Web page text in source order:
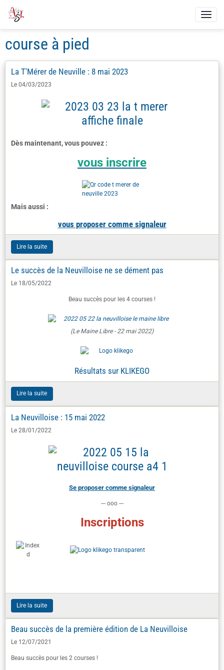
course à pied
La T'Mérer de Neuville : 8 mai 2023
Le 04/03/2023
Dès maintenant, vous pouvez :
vous inscrire
Mais aussi :
vous proposer comme signaleur
Lire la suite
Le succès de la Neuvilloise ne se dément pas
Le 18/05/2022
Beau succès pour les 4 courses !
(Le Maine Libre - 22 mai 2022)
Résultats sur KLIKEGO
Lire la suite
La Neuvilloise : 15 mai 2022
Le 28/01/2022
Se proposer comme signaleur
--- ooo ---
Inscriptions
Lire la suite
Beau succès de la première édition de La Neuvilloise
Le 12/07/2021
Beau succès pour les 2 courses !